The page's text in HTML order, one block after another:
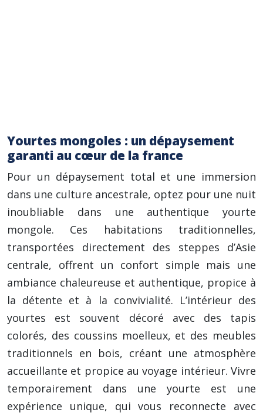
Yourtes mongoles : un dépaysement
garanti au cœur de la france
Pour un dépaysement total et une immersion
dans une culture ancestrale, optez pour une nuit
inoubliable dans une authentique yourte
mongole. Ces habitations traditionnelles,
transportées directement des steppes d’Asie
centrale, offrent un confort simple mais une
ambiance chaleureuse et authentique, propice à
la détente et à la convivialité. L’intérieur des
yourtes est souvent décoré avec des tapis
colorés, des coussins moelleux, et des meubles
traditionnels en bois, créant une atmosphère
accueillante et propice au voyage intérieur. Vivre
temporairement dans une yourte est une
expérience unique, qui vous reconnecte avec